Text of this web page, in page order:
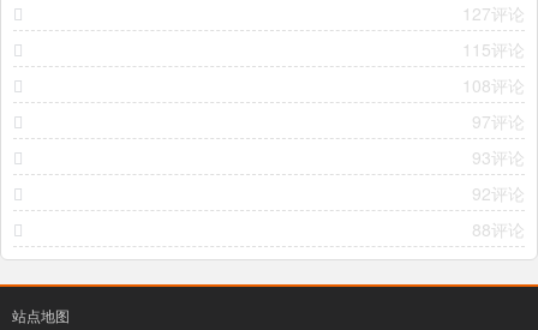
127评论
115评论
108评论
97评论
93评论
92评论
88评论
站点地图